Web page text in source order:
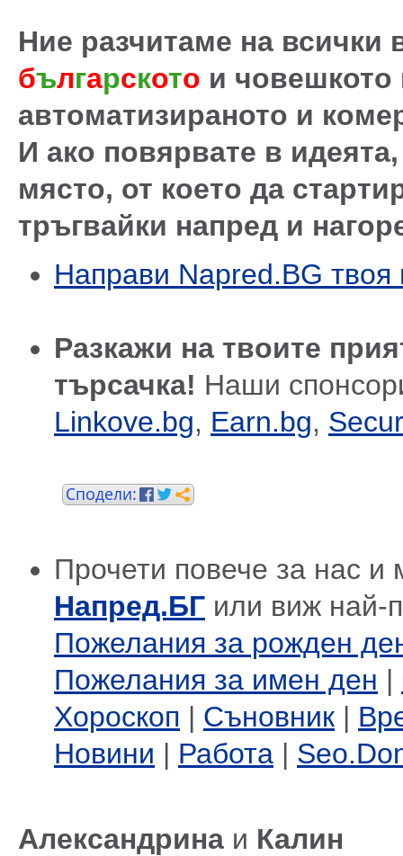
Ние разчитаме на всички
българското и човешкото
автоматизираното и
И ако повярвате в
място, от което да
тръгвайки напред и
Направи Napred.BG твоя
Разкажи на твоите
търсачка! Наши
Linkove.bg, Earn.bg,
Прочети повече за нас и
Напред.БГ или виж най-
Пожелания за рожден
Пожелания за имен ден |
Хороскоп | Съновник |
Новини | Работа |
Александрина и Калин